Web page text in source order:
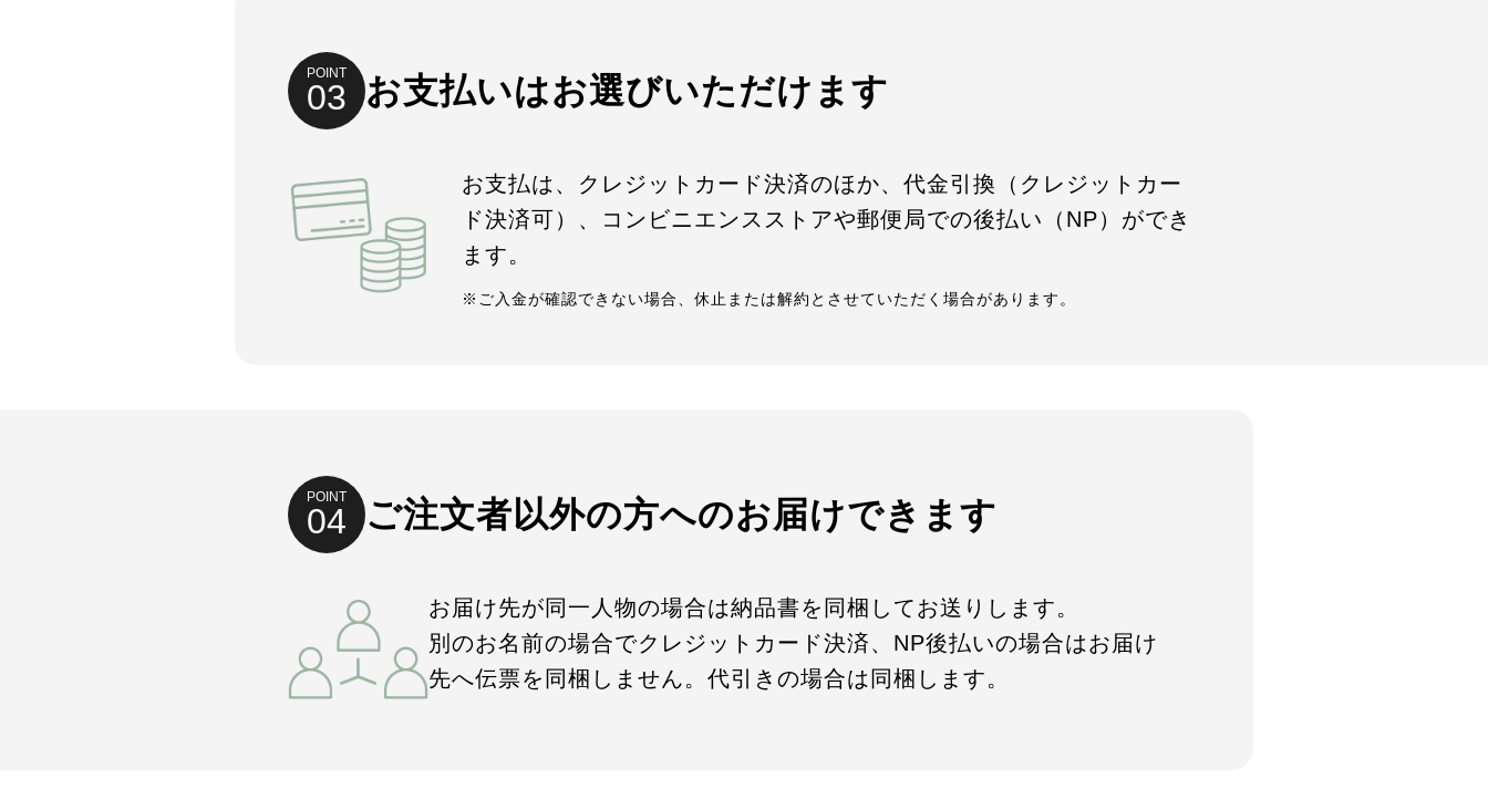
POINT
03 お支払いはお選びいただけます
お支払は、クレジットカード決済のほか、代金引換（クレジットカー
ド決済可）、コンビニエンスストアや郵便局での後払い（NP）ができ
ます。
※ご入金が確認できない場合、休止または解約とさせていただく場合があります。
POINT
04 ご注文者以外の方へのお届けできます
お届け先が同一人物の場合は納品書を同梱してお送りします。
別のお名前の場合でクレジットカード決済、NP後払いの場合はお届け
先へ伝票を同梱しません。代引きの場合は同梱します。